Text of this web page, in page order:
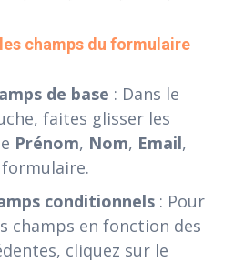
champs du formulaire
de base : Dans le
faites glisser les
Prénom, Nom, Email,
conditionnels : Pour
champs en fonction des
cliquez sur le